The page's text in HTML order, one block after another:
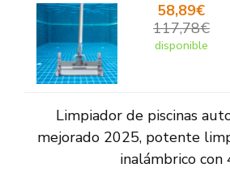
58,89€
117,78€
disponible
Limpiador de piscinas
mejorado 2025, potente
inalámbrico con